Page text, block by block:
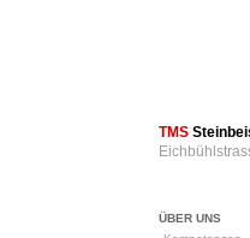
TMS
ÜBER UNS